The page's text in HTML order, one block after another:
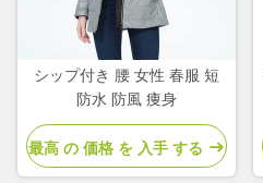
シップ付き 腰 女性 春服 短
防水 防風 痩身
最高 の 価格 を 入手 する